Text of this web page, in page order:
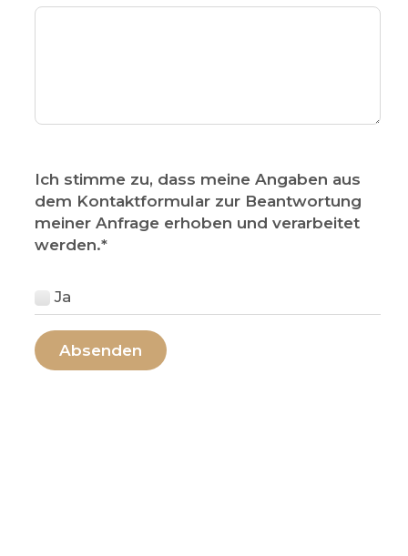
Ich stimme zu, dass meine Angaben aus
dem Kontaktformular zur Beantwortung
meiner Anfrage erhoben und verarbeitet
werden.*
Ja